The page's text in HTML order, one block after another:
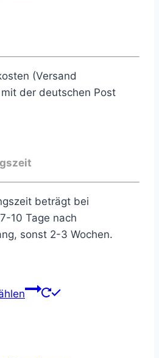
(Versand
der deutschen Post
beträgt bei
10 Tage nach
sonst 2-3 Wochen.